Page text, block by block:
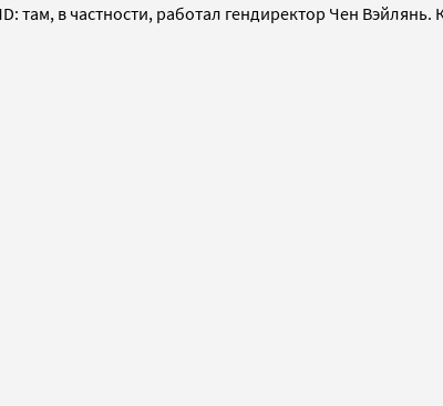
в частности, работал гендиректор Чен Вэйлянь.